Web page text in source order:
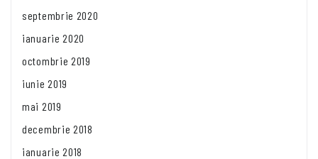
septembrie 2020
ianuarie 2020
octombrie 2019
iunie 2019
mai 2019
decembrie 2018
ianuarie 2018